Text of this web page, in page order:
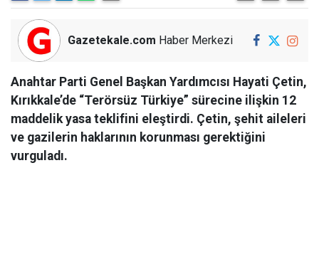
Gazetekale.com Haber Merkezi
Anahtar Parti Genel Başkan Yardımcısı Hayati Çetin,
Kırıkkale’de “Terörsüz Türkiye” sürecine ilişkin 12
maddelik yasa teklifini eleştirdi. Çetin, şehit aileleri
ve gazilerin haklarının korunması gerektiğini
vurguladı.